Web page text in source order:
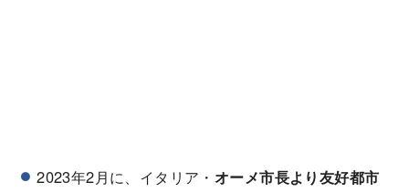
2023年2月に、イタリア・ オーメ市長より友好都市